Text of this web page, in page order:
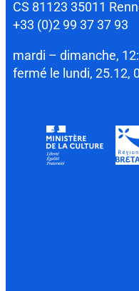
CS 81123 35011
+33 (0)2 99 37 37 93
mardi – dimanche,
fermé le lundi, 25.12,